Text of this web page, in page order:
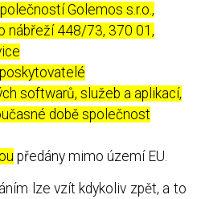
Golemos s.r.o.,
nábřeží 448/73, 370 01,
softwarů, služeb a aplikací,
době společnost
předány mimo území EU.
lze vzít kdykoliv zpět, a to